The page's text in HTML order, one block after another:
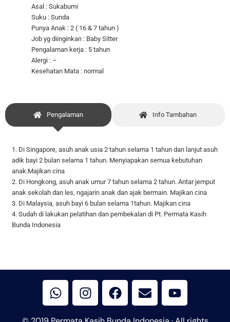
Asal : Sukabumi
Suku : Sunda
Punya Anak : 2 ( 16 & 7 tahun )
Job yg diinginkan : Baby Sitter
Pengalaman kerja : 5 tahun
Alergi : –
Kesehatan Mata : normal
Pengalaman Info Tambahan
1. Di Singapore, asuh anak usia 2 tahun selama 1 tahun dan lanjut asuh
adik bayi 2 bulan selama 1 tahun. Menyiapakan semua kebutuhan
anak.Majikan cina
2. Di Hongkong, asuh anak umur 7 tahun selama 2 tahun. Antar jemput
anak sekolah dan les, ngajarin anak dan ajak bermain. Majikan cina
3. Di Malaysia, asuh bayi 6 bulan selama 1tahun. Majikan cina
4. Sudah di lakukan pelatihan dan pembekalan di Pt. Permata Kasih
Bunda Indonesia
h
a
t
n
s
t
a
c
n
v
e
o
u
t